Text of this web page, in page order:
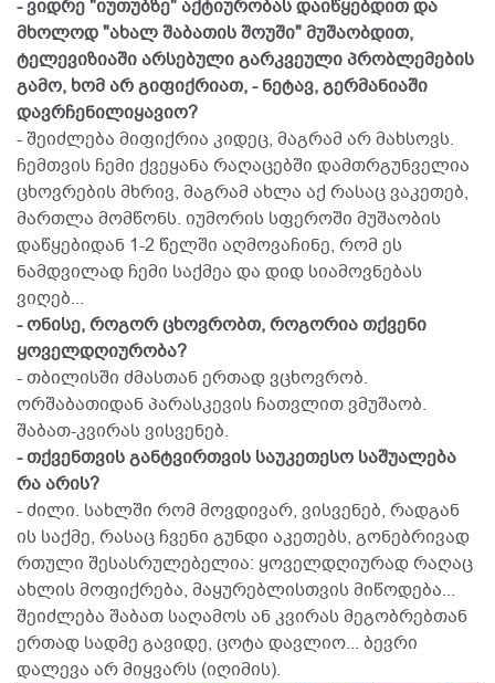
- ვიდრე "იუთუბზე" აქტიურობას დაიწყებდით და
მხოლოდ "ახალ შაბათის შოუში" მუშაობდით,
ტელევიზიაში არსებული გარკვეული პრობლემების
გამო, ხომ არ გიფიქრიათ, - ნეტავ, გერმანიაში
დავრჩენილიყავიო?
- შეიძლება მიფიქრია კიდეც, მაგრამ არ მახსოვს.
ჩემთვის ჩემი ქვეყანა რაღაცებში დამთრგუნველია
ცხოვრების მხრივ, მაგრამ ახლა აქ რასაც ვაკეთებ,
მართლა მომწონს. იუმორის სფეროში მუშაობის
დაწყებიდან 1-2 წელში აღმოვაჩინე, რომ ეს
ნამდვილად ჩემი საქმეა და დიდ სიამოვნებას
ვიღებ...
- ონისე, როგორ ცხოვრობთ, როგორია თქვენი
ყოველდღიურობა?
- თბილისში ძმასთან ერთად ვცხოვრობ.
ორშაბათიდან პარასკევის ჩათვლით ვმუშაობ.
შაბათ-კვირას ვისვენებ.
- თქვენთვის განტვირთვის საუკეთესო საშუალება
რა არის?
- ძილი. სახლში რომ მოვდივარ, ვისვენებ, რადგან
ის საქმე, რასაც ჩვენი გუნდი აკეთებს, გონებრივად
რთული შესასრულებელია: ყოველდღიურად რაღაც
ახლის მოფიქრება, მაყურებლისთვის მიწოდება...
შეიძლება შაბათ საღამოს ან კვირას მეგობრებთან
ერთად სადმე გავიდე, ცოტა დავლიო... ბევრი
დალევა არ მიყვარს (იღიმის).